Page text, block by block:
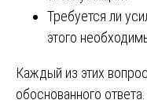
Требуется ли
этого
Каждый из этих
обоснованного